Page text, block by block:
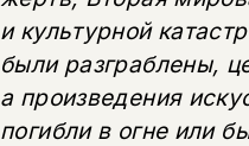
и культурной
были разграблены,
а произведения
погибли в огне или